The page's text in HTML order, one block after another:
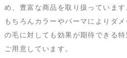
め、豊富な商品を取り扱っています
もちろんカラーやパーマによりダ
の毛に対しても効果が期待できる
ご用意しています。